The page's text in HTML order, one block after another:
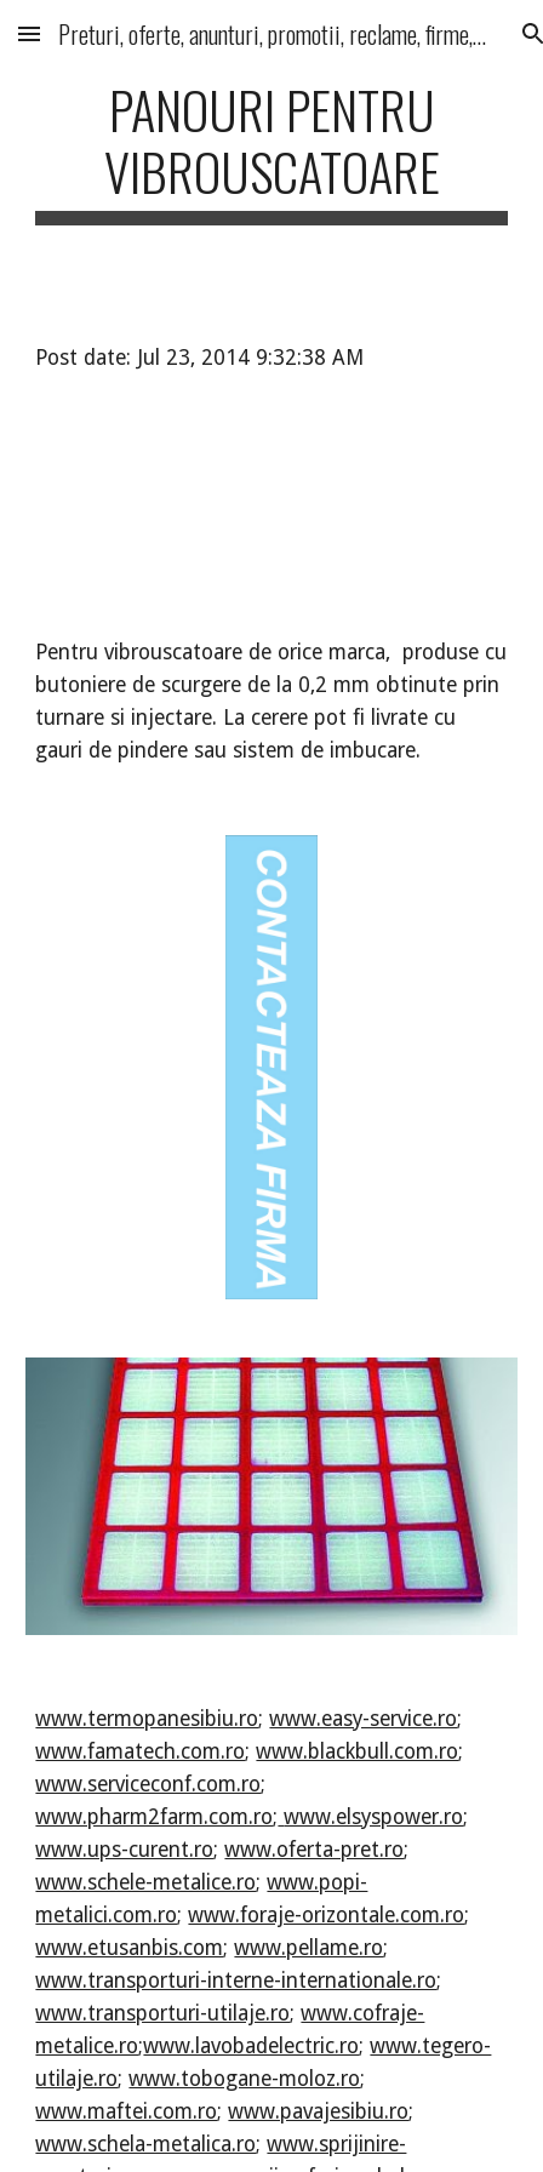
Skip to main content Skip to navigation
Preturi, oferte, anunturi, promotii, reclame, firme, produse, servicii
PANOURI PENTRU
VIBROUSCATOARE
Post date: Jul 23, 2014 9:32:38 AM
Pentru vibrouscatoare de orice marca, produse cu
butoniere de scurgere de la 0,2 mm obtinute prin
turnare si injectare. La cerere pot fi livrate cu
gauri de pindere sau sistem de imbucare.
www.termopanesibiu.ro;www.easy-service.ro;
www.famatech.com.ro;www.blackbull.com.ro;
www.serviceconf.com.ro;
www.pharm2farm.com.ro; www.elsyspower.ro;
www.ups-curent.ro;www.oferta-pret.ro;
www.schele-metalice.ro;www.popi-
metalici.com.ro;www.foraje-orizontale.com.ro;
www.etusanbis.com;www.pellame.ro;
www.transporturi-interne-internationale.ro;
www.transporturi-utilaje.ro;www.cofraje-
metalice.ro;www.lavobadelectric.ro;www.tegero-
utilaje.ro;www.tobogane-moloz.ro;
www.maftei.com.ro;www.pavajesibiu.ro;
www.schela-metalica.ro;www.sprijinire-